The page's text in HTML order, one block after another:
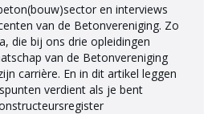
en interviews
van de Betonvereniging. Zo
die bij ons drie opleidingen
van de Betonvereniging
carrière. En in dit artikel leggen
verdient als je bent